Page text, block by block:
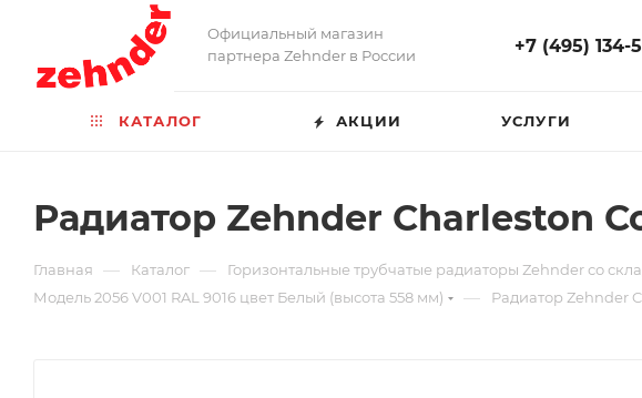
Официальный магазин
партнера Zehnder в России
+7 (495) 134-
КАТАЛОГ АКЦИИ УСЛУГИ
Радиатор Zehnder Charleston
Главная — Каталог — Горизонтальные трубчатые радиаторы Zehnder со
Модель 2056 V001 RAL 9016 цвет Белый (высота 558 мм) — Радиатор Zehnder